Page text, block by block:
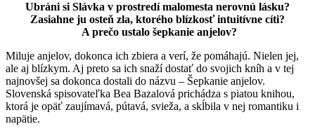
Ubráni si Slávka v prostredí malomesta nerovnú lásku?
Zasiahne ju osteň zla, ktorého blízkosť intuitívne cíti?
A prečo ustalo šepkanie anjelov?
Miluje anjelov, dokonca ich zbiera a verí, že pomáhajú. Nielen jej,
ale aj blízkym. Aj preto sa ich snaží dostať do svojich kníh a v tej
najnovšej sa dokonca dostali do názvu – Šepkanie anjelov.
Slovenská spisovateľka Bea Bazalová prichádza s piatou knihou,
ktorá je opäť zaujímavá, pútavá, svieža, a skĺbila v nej romantiku i
napätie.